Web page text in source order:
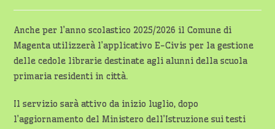
dell'articolo:
lettura:
Anche per l’anno scolastico 2025/2026 il Comune di
Magenta utilizzerà l’applicativo E-Civis per la gestione
delle cedole librarie destinate agli alunni della scuola
primaria residenti in città.
Il servizio sarà attivo da inizio luglio, dopo
l’aggiornamento del Ministero dell’Istruzione sui testi